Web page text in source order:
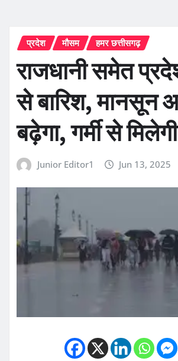
प्रदेश मौसम हमर छत्तीसगढ़
राजधानी समेत
से बारिश, मानसून
बढ़ेगा, गर्मी से
Junior Editor1 Jun 13, 2025